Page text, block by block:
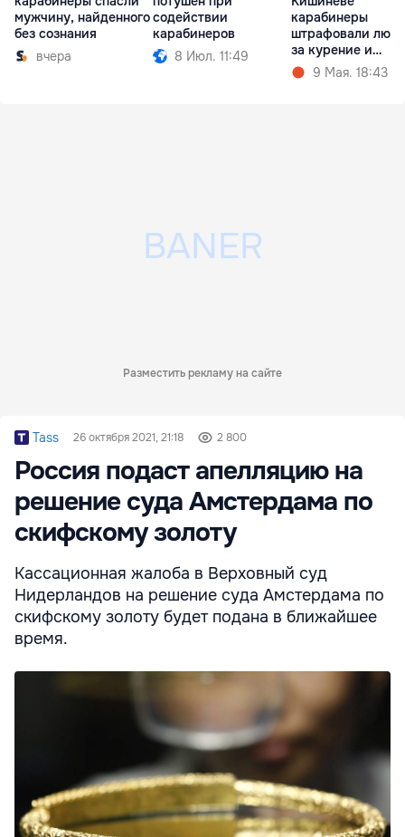
мужчину, найденного
без сознания
вчера
содействии
карабинеров
8 Июл. 11:49
карабинеры
штрафовали
за курение и
распитие
9 Мая. 18:43
Разместить рекламу на сайте
Tass 26 октября 2021, 21:18 2 800
Россия подаст апелляцию на
решение суда Амстердама по
скифскому золоту
Кассационная жалоба в Верховный суд
Нидерландов на решение суда Амстердама по
скифскому золоту будет подана в ближайшее
время.